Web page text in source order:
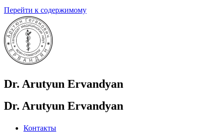
Перейти к содержимому
Dr. Arutyun Ervandyan
Dr. Arutyun Ervandyan
Контакты